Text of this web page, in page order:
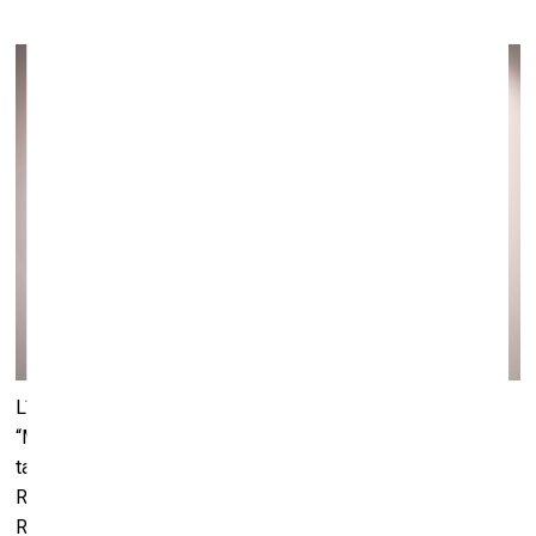
Līdz 11. februārim galerijā “Stella” skatāma izstāde
“Metafizika”. Šajā izstādē piedalās divdesmit pazīstami un
talantīgi gleznotāji, tostarp Ilze Smildziņa, Līga Ķempe,
Reinis Virtmanis, Anna Baklāne, Tatjana Paļčuka Rikāne,
Ritums Ivanovs, Krista Zane Suķe, Ieva Zinere, Nele Zirnīte,